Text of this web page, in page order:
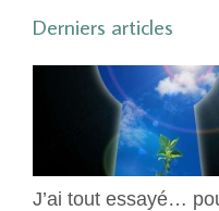
Derniers articles
J’ai tout essayé…